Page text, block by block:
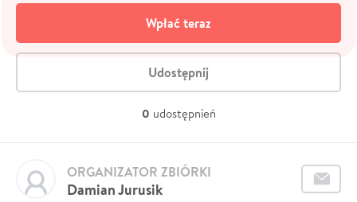
Wpłać teraz
Udostępnij
0 udostępnień
Damian Jurusik
ORGANIZATOR ZBIÓRKI